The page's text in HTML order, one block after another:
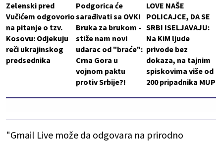
Zelenski pred
Vučićem odgovorio
na pitanje o tzv.
Kosovu: Odjekuju
reči ukrajinskog
predsednika
Podgorica će
sarađivati sa OVK!
Bruka za brukom -
stiže nam novi
udarac od "braće":
Crna Gora u
vojnom paktu
protiv Srbije?!
LOVE NAŠE
POLICAJCE, DA SE
SRBI ISELJAVAJU:
Na KiM ljude
privode bez
dokaza, na tajnim
spiskovima više od
200 pripadnika MUP
"Gmail Live može da odgovara na prirodno